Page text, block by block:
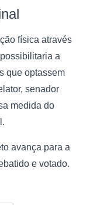
física através
a
que optassem
senador
medida do
avança para a
e votado.